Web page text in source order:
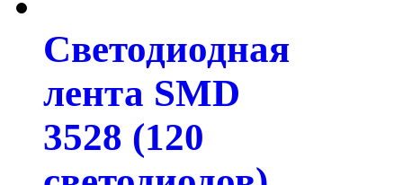
Светодиодная
лента SMD
3528 (120